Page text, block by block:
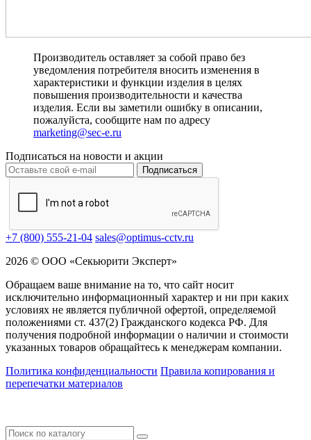
Производитель оставляет за собой право без
уведомления потребителя вносить изменения в
характеристики и функции изделия в целях
повышения производительности и качества
изделия. Если вы заметили ошибку в описании,
пожалуйста, сообщите нам по адресу
marketing@sec-e.ru
Подписаться на новости и акции
Подписаться
+7 (800) 555-21-04 sales@optimus-cctv.ru
2026 © ООО «Секьюрити Эксперт»
Обращаем ваше внимание на то, что сайт носит
исключительно информационный характер и ни при каких
условиях не является публичной офертой, определяемой
положениями ст. 437(2) Гражданского кодекса РФ. Для
получения подробной информации о наличии и стоимости
указанных товаров обращайтесь к менеджерам компании.
Политика конфиденциальности Правила копирования и
перепечатки материалов